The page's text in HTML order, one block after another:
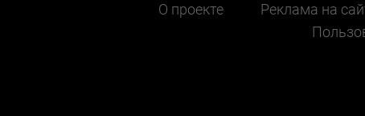
О проекте Реклама на